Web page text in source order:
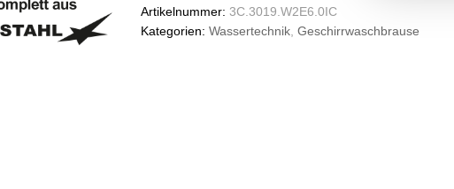
Artikelnummer: 3C.3019.W2E6.0IC
Kategorien: Wassertechnik, Geschirrwaschbrause